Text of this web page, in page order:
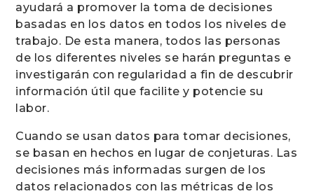
ayudará a promover la toma de decisiones
basadas en los datos en todos los niveles de
trabajo. De esta manera, todos las personas
de los diferentes niveles se harán preguntas e
investigarán con regularidad a fin de descubrir
información útil que facilite y potencie su
labor.
Cuando se usan datos para tomar decisiones,
se basan en hechos en lugar de conjeturas. Las
decisiones más informadas surgen de los
datos relacionados con las métricas de los